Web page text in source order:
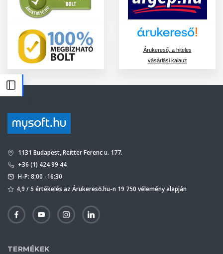
Árukereső, a hiteles
vásárlási kalauz
1131 Budapest, Reitter Ferenc u. 177.
+36 (1) 424 99 44
H-P: 8:00 -16:30
4,9 / 5 értékelés az Árukereső.hu-n 19 750 vélemény alapján
TERMÉKEK